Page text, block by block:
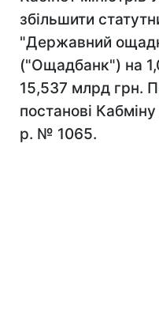
збільшити
"Державний
("Ощадбанк") на
15,537 млрд грн.
постанові
р. № 1065.